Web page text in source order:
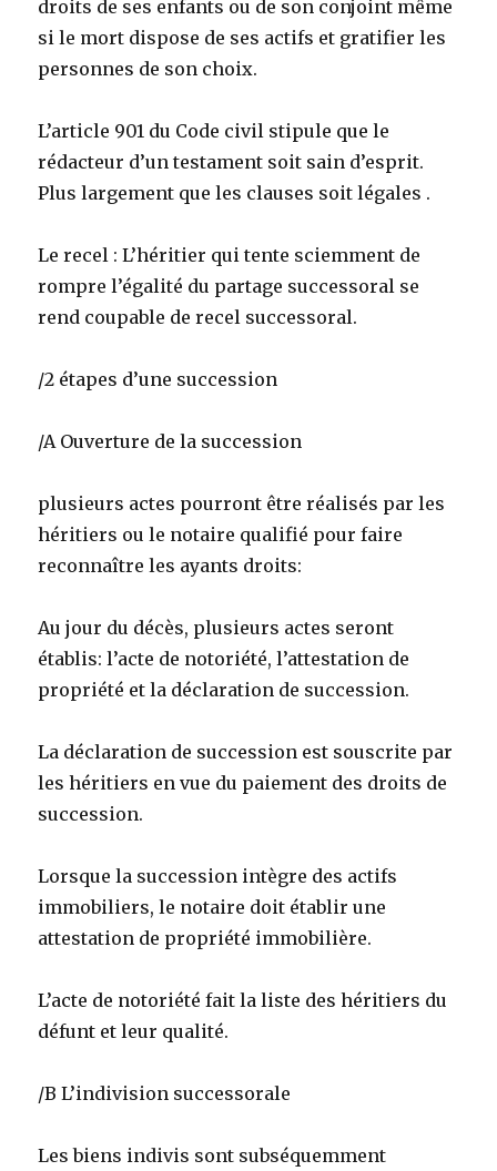
droits de ses enfants ou de son conjoint même
si le mort dispose de ses actifs et gratifier les
personnes de son choix.
L’article 901 du Code civil stipule que le
rédacteur d’un testament soit sain d’esprit.
Plus largement que les clauses soit légales .
Le recel : L’héritier qui tente sciemment de
rompre l’égalité du partage successoral se
rend coupable de recel successoral.
/2 étapes d’une succession
/A Ouverture de la succession
plusieurs actes pourront être réalisés par les
héritiers ou le notaire qualifié pour faire
reconnaître les ayants droits:
Au jour du décès, plusieurs actes seront
établis: l’acte de notoriété, l’attestation de
propriété et la déclaration de succession.
La déclaration de succession est souscrite par
les héritiers en vue du paiement des droits de
succession.
Lorsque la succession intègre des actifs
immobiliers, le notaire doit établir une
attestation de propriété immobilière.
L’acte de notoriété fait la liste des héritiers du
défunt et leur qualité.
/B L’indivision successorale
Les biens indivis sont subséquemment